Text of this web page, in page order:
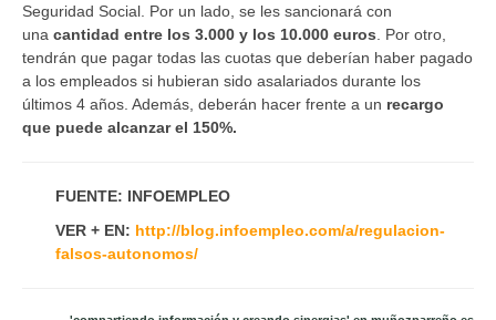
Seguridad Social. Por un lado, se les sancionará con
una cantidad entre los 3.000 y los 10.000 euros . Por otro,
tendrán que pagar todas las cuotas que deberían haber pagado
a los empleados si hubieran sido asalariados durante los
últimos 4 años. Además, deberán hacer frente a un recargo
que puede alcanzar el 150%.
FUENTE: INFOEMPLEO
VER + EN: http://blog.infoempleo.com/a/regulacion-
falsos-autonomos/